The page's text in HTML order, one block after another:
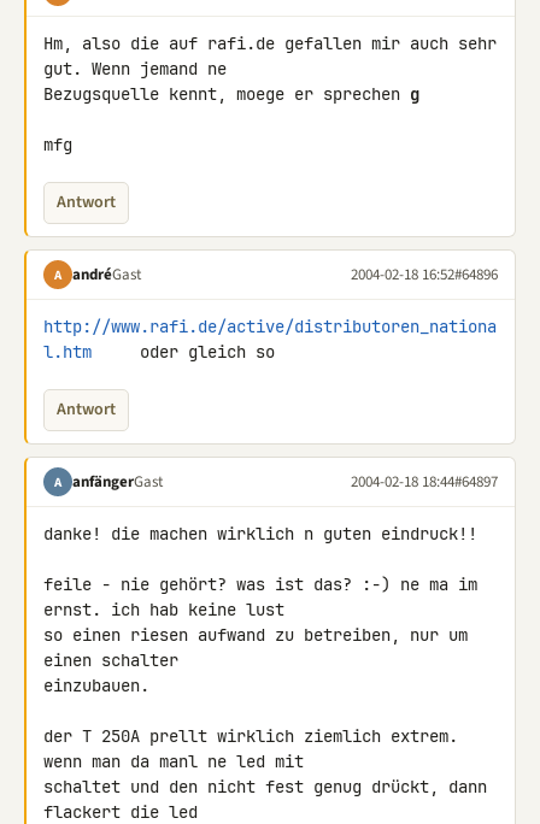
Hm, also die auf rafi.de gefallen mir auch sehr
gut. Wenn jemand ne
Bezugsquelle kennt, moege er sprechen g
mfg
Antwort
A andréGast 2004-02-18 16:52#64896
http://www.rafi.de/active/distributoren_nationa
l.htm
     oder gleich so
Antwort
A anfängerGast 2004-02-18 18:44#64897
danke! die machen wirklich n guten eindruck!!
feile - nie gehört? was ist das? :-) ne ma im
ernst. ich hab keine lust
so einen riesen aufwand zu betreiben, nur um
einen schalter
einzubauen.
der T 250A prellt wirklich ziemlich extrem.
wenn man da manl ne led mit
schaltet und den nicht fest genug drückt, dann
flackert die led